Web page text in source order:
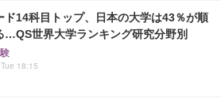
ド14科目トップ、日本の大学は43％が順
…QS世界大学ランキング研究分野別
18:15